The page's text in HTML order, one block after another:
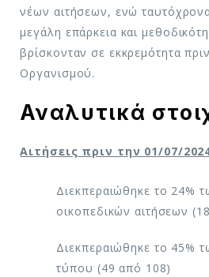
νέων αιτήσεων, ενώ ταυτόχρονα
μεγάλη επάρκεια και
βρίσκονταν σε εκκρεμότητα
Οργανισμού.
Αναλυτικά
Αιτήσεις πριν την 01/07/
Διεκπεραιώθηκε το 24%
οικοπεδικών αιτήσεων
Διεκπεραιώθηκε το 45%
τύπου (49 από 108)